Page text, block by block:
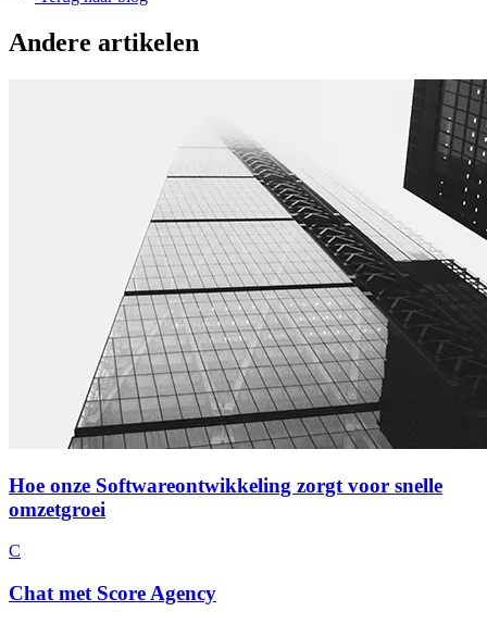
Andere artikelen
Hoe onze Softwareontwikkeling zorgt voor snelle
omzetgroei
C
Chat met Score Agency